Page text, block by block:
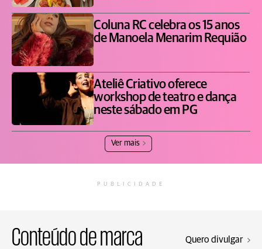
Coluna RC celebra os 15 anos
de Manoela Menarim Requião
Ateliê Criativo oferece
workshop de teatro e dança
neste sábado em PG
Ver mais
PUBLICIDADE
Conteúdo de marca Quero divulgar